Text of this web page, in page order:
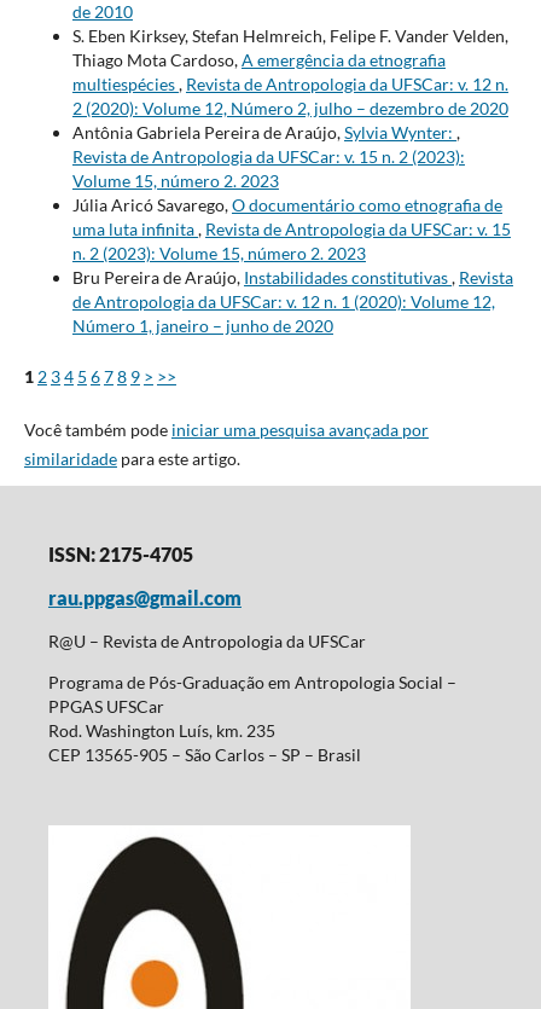
de 2010
S. Eben Kirksey, Stefan Helmreich, Felipe F. Vander Velden,
Thiago Mota Cardoso,A emergência da etnografia
multiespécies, Revista de Antropologia da UFSCar: v. 12 n.
2 (2020): Volume 12, Número 2, julho – dezembro de 2020
Antônia Gabriela Pereira de Araújo,Sylvia Wynter: ,
Revista de Antropologia da UFSCar: v. 15 n. 2 (2023):
Volume 15, número 2. 2023
Júlia Aricó Savarego,O documentário como etnografia de
uma luta infinita, Revista de Antropologia da UFSCar: v. 15
n. 2 (2023): Volume 15, número 2. 2023
Bru Pereira de Araújo, Instabilidades constitutivas, Revista
de Antropologia da UFSCar: v. 12 n. 1 (2020): Volume 12,
Número 1, janeiro – junho de 2020
1 2 34 5 678 9 > >>
Você também pode iniciar uma pesquisa avançada por
similaridadepara este artigo.
ISSN: 2175-4705
rau.ppgas@gmail.com
R@U – Revista de Antropologia da UFSCar
Programa de Pós-Graduação em Antropologia Social –
PPGAS UFSCar
Rod. Washington Luís, km. 235
CEP 13565-905 – São Carlos – SP – Brasil